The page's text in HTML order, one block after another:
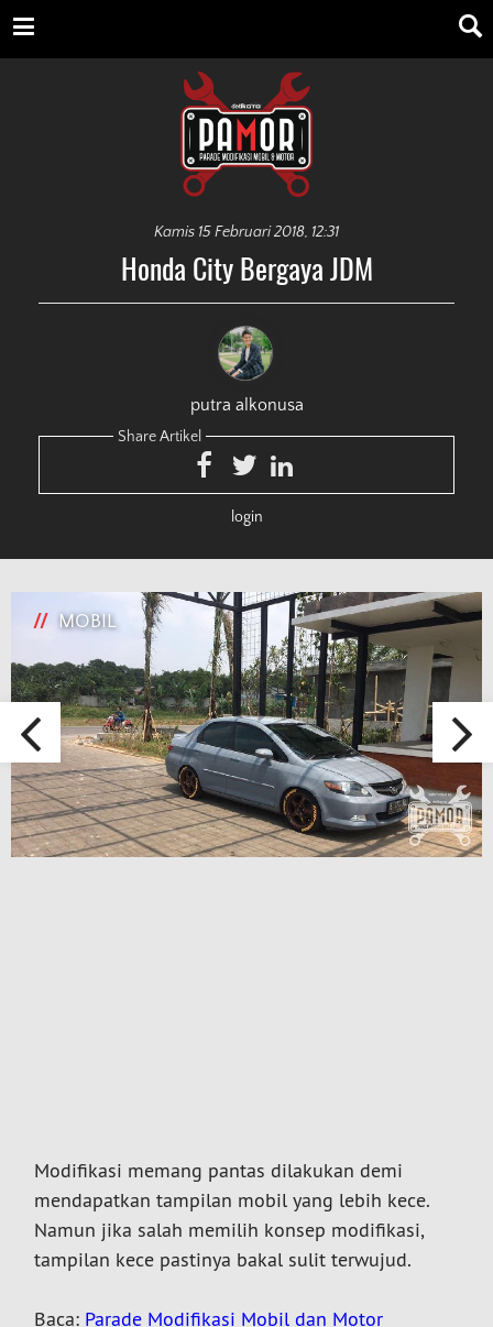
Kamis 15 Februari 2018, 12:31
Honda City Bergaya JDM
putra alkonusa
Share Artikel
login
// MOBIL
Modifikasi memang pantas dilakukan demi
mendapatkan tampilan mobil yang lebih kece.
Namun jika salah memilih konsep modifikasi,
tampilan kece pastinya bakal sulit terwujud.
Baca: Parade Modifikasi Mobil dan Motor